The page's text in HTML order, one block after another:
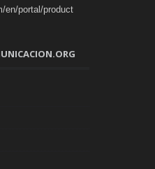
en/portal/product